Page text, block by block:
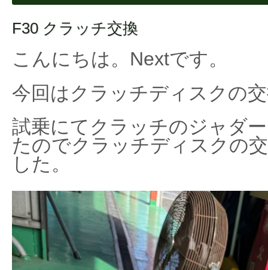
F30 クラッチ交換
こんにちは。Nextです。
今回はクラッチディスクの
試乗にてクラッチのジャダ
たのでクラッチディスクの
した。